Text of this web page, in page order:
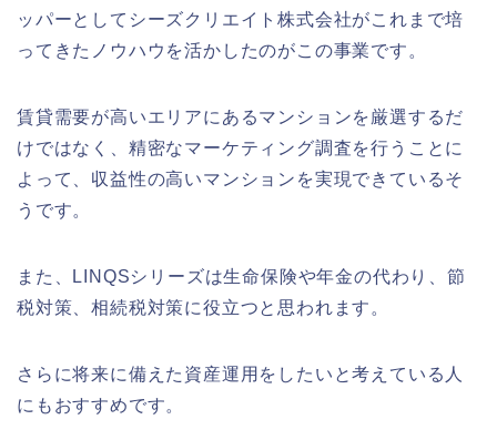
ッパーとしてシーズクリエイト株式会社がこれまで培
ってきたノウハウを活かしたのがこの事業です。
賃貸需要が高いエリアにあるマンションを厳選するだ
けではなく、精密なマーケティング調査を行うことに
よって、収益性の高いマンションを実現できているそ
うです。
また、LINQSシリーズは生命保険や年金の代わり、節
税対策、相続税対策に役立つと思われます。
さらに将来に備えた資産運用をしたいと考えている人
にもおすすめです。